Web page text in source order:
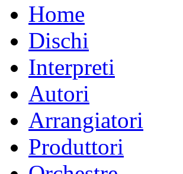
Home
Dischi
Interpreti
Autori
Arrangiatori
Produttori